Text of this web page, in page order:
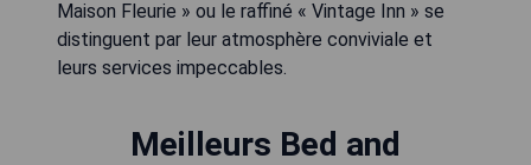
Maison Fleurie » ou le raffiné « Vintage Inn » se
distinguent par leur atmosphère conviviale et
leurs services impeccables.
Meilleurs Bed and